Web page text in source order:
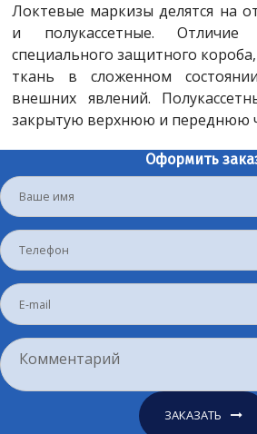
Локтевые маркизы делятся на
и полукассетные.
специального защитного
ткань в сложенном
внешних явлений.
закрытую верхнюю и переднюю
Оформить
ЗАКАЗАТЬ